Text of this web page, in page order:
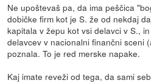
Ne upoštevaš pa, da ima peščica
dobičke firm kot je S. že od nekdaj
kapitala v žepu kot vsi delavci v S.,
delavcev v nacionalni finančni sceni
poznala. To je red merske napake.
Kaj imate reveži od tega, da sami